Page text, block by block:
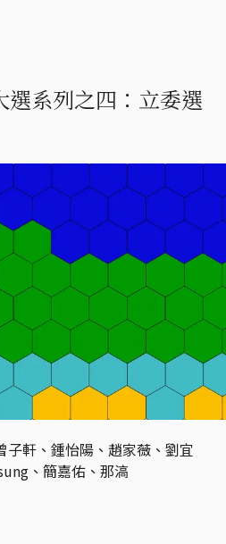
系列之四：立委選
子軒、鍾怡陽、趙家薇、劉宜
、簡嘉佑、那滈